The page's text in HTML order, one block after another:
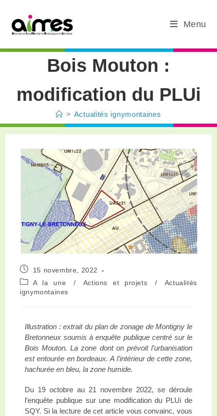
Menu
Bois Mouton :
modification du PLUi
> Actualités ignymontaines
15 novembre, 2022
A la une
/ Actions et projets /
Actualités
ignymontaines
Illustration : extrait du plan de zonage de Montigny le
Bretonneux soumis à enquête publique centré sur le
Bois Mouton. La zone dont on prévoit l’urbanisation
est entourée en bordeaux. A l’intérieur de cette zone,
hachurée en bleu, la zone humide.
Du 19 octobre au 21 novembre 2022, se déroule
l’enquête publique sur une modification du PLUi de
SQY. Si la lecture de cet article vous convainc, vous